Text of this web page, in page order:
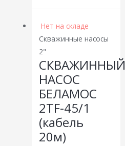
Нет на складе
Скважинные насосы
2"
СКВАЖИННЫЙ
НАСОС
БЕЛАМОС
2TF-45/1
(кабель
20м)